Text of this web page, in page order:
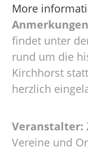
More
findet unter
rund um die
Kirchhorst
herzlich
Veranstalter:
Vereine und